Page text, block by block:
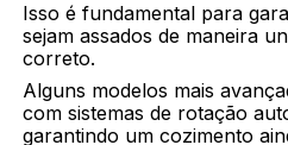
Isso é fundamental para
sejam assados de maneira
correto.
Alguns modelos mais
com sistemas de rotação
garantindo um cozimento